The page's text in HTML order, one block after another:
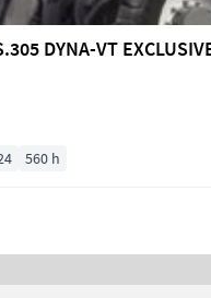
DYNA-VT
560 h